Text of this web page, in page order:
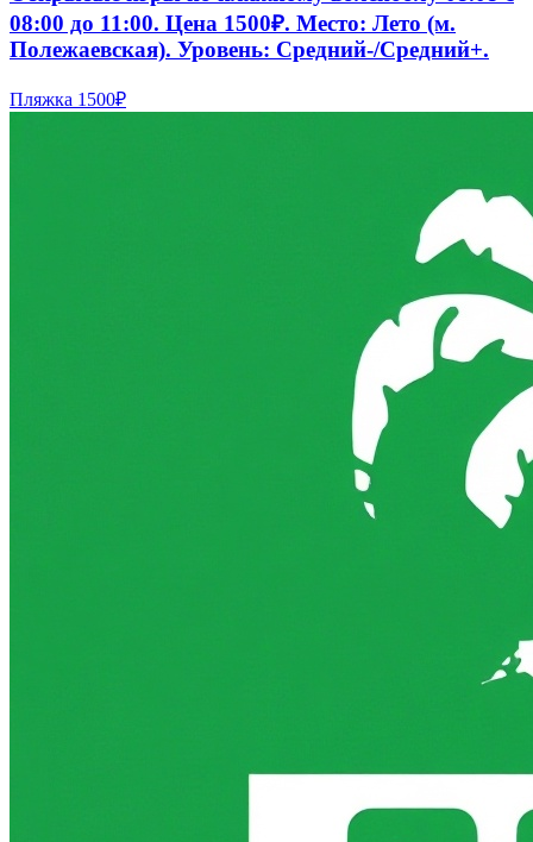
08:00 до 11:00. Цена 1500₽. Место: Лето (м.
Полежаевская). Уровень: Средний-/Средний+.
Пляжка 1500₽